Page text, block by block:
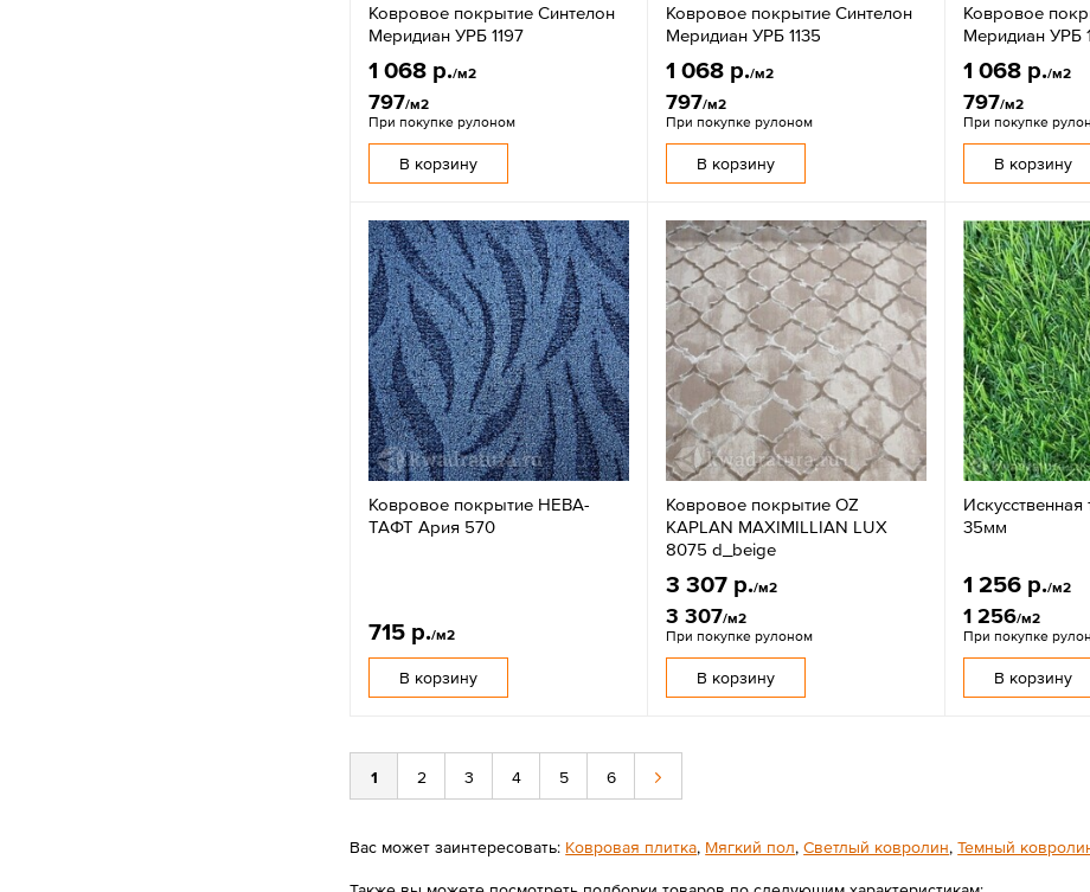
Ковровое покрытие Синтелон
Меридиан УРБ 1197
1 068 р./м2
797/м2
При покупке рулоном
В корзину
Ковровое покрытие Синтелон
Меридиан УРБ 1135
1 068 р./м2
797/м2
При покупке рулоном
В корзину
Ковровое
Меридиан УРБ
1 068 р./м2
797/м2
При покупке
В корзину
Ковровое покрытие НЕВА-
ТАФТ Ария 570
715 р./м2
В корзину
Ковровое покрытие OZ
KAPLAN MAXIMILLIAN LUX
8075 d_beige
3 307 р./м2
3 307/м2
При покупке рулоном
В корзину
Искусственная
35мм
1 256 р./м2
1 256/м2
При покупке
В корзину
1 2 3 4 5 6
Вас может заинтересовать: Ковровая плитка, Мягкий пол,Светлый ковролин,Темный